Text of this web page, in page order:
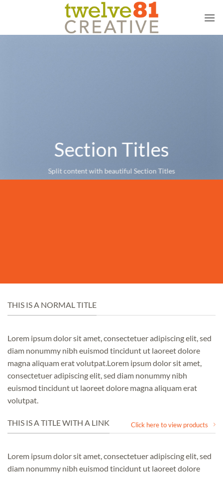
Section Titles
Split content with beautiful Section Titles
THIS IS A NORMAL TITLE
Lorem ipsum dolor sit amet, consectetuer adipiscing elit, sed
diam nonummy nibh euismod tincidunt ut laoreet dolore
magna aliquam erat volutpat.Lorem ipsum dolor sit amet,
consectetuer adipiscing elit, sed diam nonummy nibh
euismod tincidunt ut laoreet dolore magna aliquam erat
volutpat.
THIS IS A TITLE WITH A LINK Click here to view products
Lorem ipsum dolor sit amet, consectetuer adipiscing elit, sed
diam nonummy nibh euismod tincidunt ut laoreet dolore